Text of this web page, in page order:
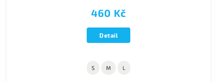
460 Kč
Detail
S M L